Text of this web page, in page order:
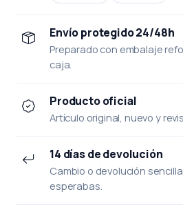
Envío protegido 24/48h
Preparado con embalaje
caja.
Producto oficial
Artículo original, nuevo y
14 días de devolución
Cambio o devolución
esperabas.